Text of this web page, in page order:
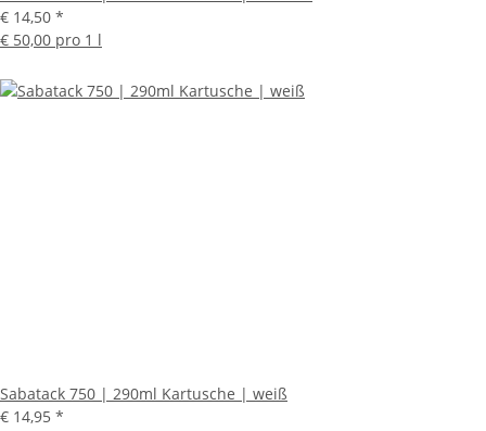
€ 14,50 *
€ 50,00 pro 1 l
Sabatack 750 | 290ml Kartusche | weiß
€ 14,95 *